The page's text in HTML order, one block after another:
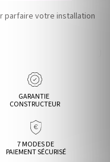
parfaire votre installation
GARANTIE
CONSTRUCTEUR
7 MODES DE
PAIEMENT SÉCURISÉ